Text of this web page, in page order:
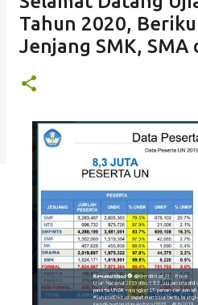
Tahun 2020,
Jenjang SMK, SMA